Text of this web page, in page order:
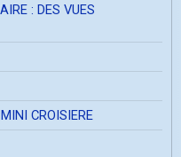
: DES VUES
CROISIERE